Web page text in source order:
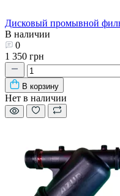
Дисковый промывной
В наличии
0
1 350 грн
В корзину
Нет в наличии